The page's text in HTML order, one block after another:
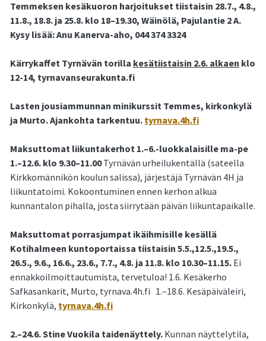
Temmeksen kesäkuoron harjoitukset tiistaisin 28.7., 4.8.,
11.8., 18.8. ja 25.8. klo 18–19.30, Wäinölä, Pajulantie 2 A.
Kysy lisää: Anu Kanerva-aho, 044 374 3324
Kärrykaffet Tyrnävän torilla kesätiistaisin 2.6. alkaen klo
12-14, tyrnavanseurakunta.fi
Lasten jousiammunnan minikurssit Temmes, kirkonkylä
ja Murto. Ajankohta tarkentuu. tyrnava.4h.fi
Maksuttomat liikuntakerhot 1.–6.-luokkalaisille ma-pe
1.–12.6. klo 9.30–11.00Tyrnävän urheilukentällä (sateella
Kirkkomännikön koulun salissa), järjestäjä Tyrnävän 4H ja
liikuntatoimi. Kokoontuminen ennen kerhon alkua
kunnantalon pihalla, josta siirrytään päivän liikuntapaikalle.
Maksuttomat porrasjumpat ikäihmisille kesällä
Kotihalmeen kuntoportaissa tiistaisin 5.5.,12.5.,19.5.,
26.5., 9.6., 16.6., 23.6., 7.7., 4.8. ja 11.8. klo 10.30–11.15. Ei
ennakkoilmoittautumista, tervetuloa! 1.6. Kesäkerho
Safkasankarit, Murto, tyrnava.4h.fi 1.–18.6. Kesäpäiväleiri,
Kirkonkylä, tyrnava.4h.fi
2.–24.6. Stine Vuokila taidenäyttely. Kunnan näyttelytila,